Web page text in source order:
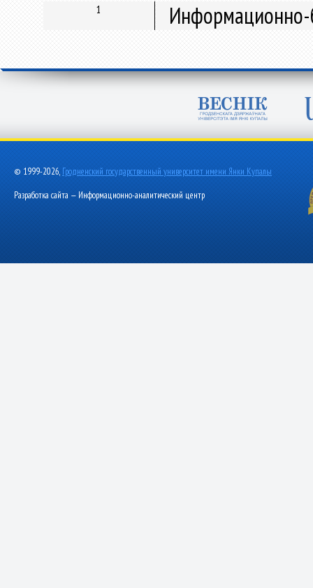
1 Информационно-
© 1999-2026, Гродненский государственный университет имени Янки Купалы
Разработка сайта — Информационно-аналитический центр